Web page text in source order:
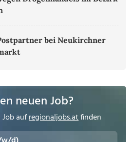
bei Neukirchner
neuen Job?
Job aufregionaljobs.atfinden